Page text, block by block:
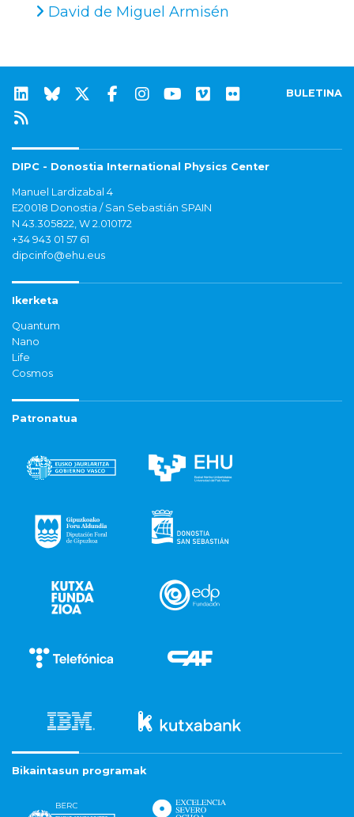
David de Miguel Armisén
BULETINA
DIPC - Donostia International Physics Center
Manuel Lardizabal 4
E20018 Donostia / San Sebastián SPAIN
N 43.305822, W 2.010172
+34 943 01 57 61
dipcinfo@ehu.eus
Ikerketa
Quantum
Nano
Life
Cosmos
Patronatua
Bikaintasun programak